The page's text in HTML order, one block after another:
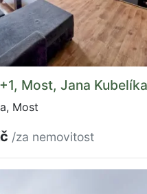
Most, Jana
Most
/za nemovitost